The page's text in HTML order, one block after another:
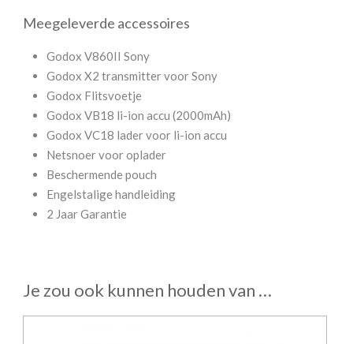
Meegeleverde accessoires
Godox V860II Sony
Godox X2 transmitter voor Sony
Godox Flitsvoetje
Godox VB18 li-ion accu (2000mAh)
Godox VC18 lader voor li-ion accu
Netsnoer voor oplader
Beschermende pouch
Engelstalige handleiding
2 Jaar Garantie
Je zou ook kunnen houden van …